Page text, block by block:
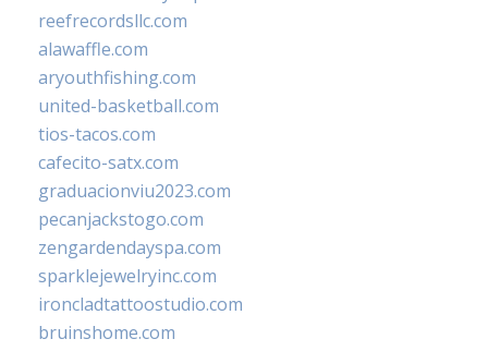
reefrecordsllc.com
alawaffle.com
aryouthfishing.com
united-basketball.com
tios-tacos.com
cafecito-satx.com
graduacionviu2023.com
pecanjackstogo.com
zengardendayspa.com
sparklejewelryinc.com
ironcladtattoostudio.com
bruinshome.com